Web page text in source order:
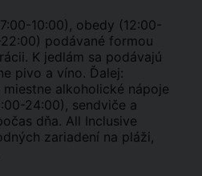
10:00), obedy (12:00-
podávané formou
K jedlám sa podávajú
pivo a víno. Ďalej:
alkoholické nápoje
24:00), sendviče a
dňa. All Inclusive
zariadení na pláži,